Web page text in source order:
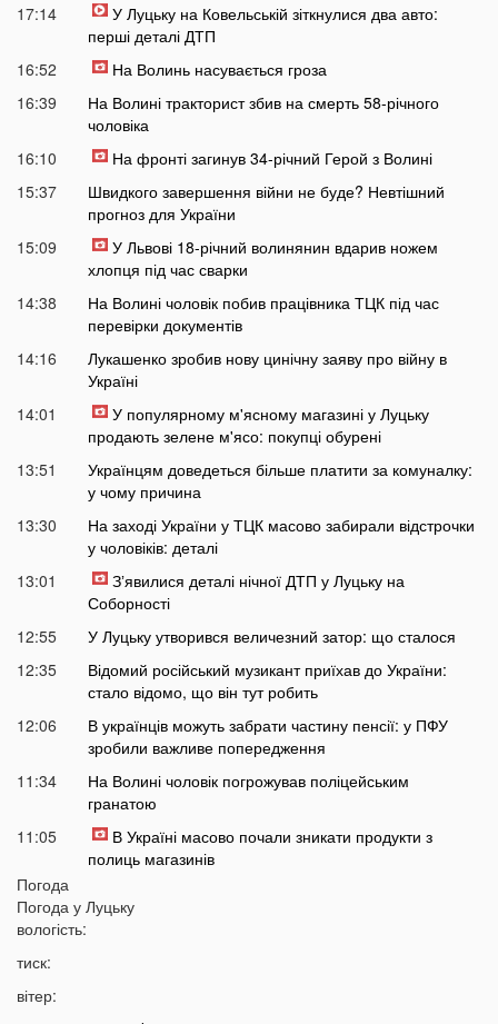
17:14
У Луцьку на Ковельській зіткнулися два авто:
перші деталі ДТП
16:52
На Волинь насувається гроза
16:39
На Волині тракторист збив на смерть 58-річного
чоловіка
16:10
На фронті загинув 34-річний Герой з Волині
15:37
Швидкого завершення війни не буде? Невтішний
прогноз для України
15:09
У Львові 18-річний волинянин вдарив ножем
хлопця під час сварки
14:38
На Волині чоловік побив працівника ТЦК під час
перевірки документів
14:16
Лукашенко зробив нову цинічну заяву про війну в
Україні
14:01
У популярному м'ясному магазині у Луцьку
продають зелене м'ясо: покупці обурені
13:51
Українцям доведеться більше платити за комуналку:
у чому причина
13:30
На заході України у ТЦК масово забирали відстрочки
у чоловіків: деталі
13:01
Зʼявилися деталі нічної ДТП у Луцьку на
Соборності
12:55
У Луцьку утворився величезний затор: що сталося
12:35
Відомий російський музикант приїхав до України:
стало відомо, що він тут робить
12:06
В українців можуть забрати частину пенсії: у ПФУ
зробили важливе попередження
11:34
На Волині чоловік погрожував поліцейським
гранатою
11:05
В Україні масово почали зникати продукти з
полиць магазинів
10:33
дронів РФ: що відбувається
09:32
Погода
Погода у Луцьку
вологість:
тиск:
вітер: